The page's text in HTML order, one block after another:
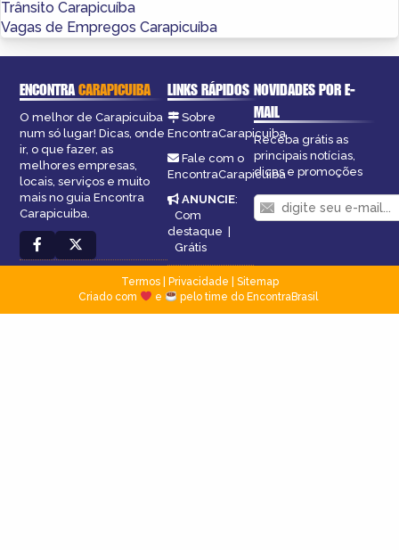
Trânsito Carapicuíba
Vagas de Empregos Carapicuíba
ENCONTRACARAPICUIBA
O melhor de Carapicuiba
num só lugar! Dicas, onde
ir, o que fazer, as
melhores empresas,
locais, serviços e muito
mais no guia Encontra
Carapicuiba.
LINKS RÁPIDOS
Sobre
EncontraCarapicuiba
Fale com o
EncontraCarapicuiba
ANUNCIE:
Com
destaque
Grátis
NOVIDADES POR E-
MAIL
Receba grátis as
principais notícias,
dicas e promoções
Termos| Privacidade
Sitemap
Criado com
e pelo time do EncontraBrasil